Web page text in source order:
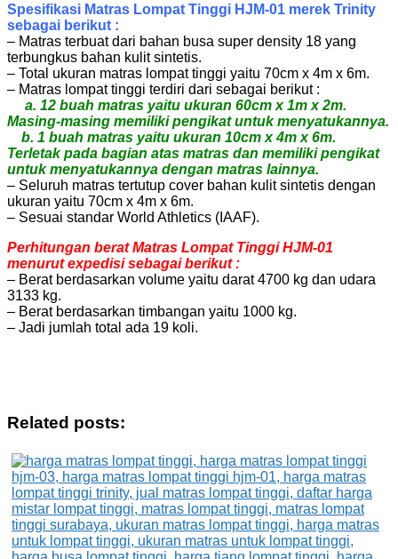
Spesifikasi Matras Lompat Tinggi HJM-01 merek Trinity
sebagai berikut :
– Matras terbuat dari bahan busa super density 18 yang
terbungkus bahan kulit sintetis.
– Total ukuran matras lompat tinggi yaitu 70cm x 4m x 6m.
– Matras lompat tinggi terdiri dari sebagai berikut :
a. 12 buah matras yaitu ukuran 60cm x 1m x 2m.
Masing-masing memiliki pengikat untuk menyatukannya.
b. 1 buah matras yaitu ukuran 10cm x 4m x 6m.
Terletak pada bagian atas matras dan memiliki pengikat
untuk menyatukannya dengan matras lainnya.
– Seluruh matras tertutup cover bahan kulit sintetis dengan
ukuran yaitu 70cm x 4m x 6m.
– Sesuai standar World Athletics (IAAF).
Perhitungan berat Matras Lompat Tinggi HJM-01
menurut expedisi sebagai berikut :
– Berat berdasarkan volume yaitu darat 4700 kg dan udara
3133 kg.
– Berat berdasarkan timbangan yaitu 1000 kg.
– Jadi jumlah total ada 19 koli.
Related posts: